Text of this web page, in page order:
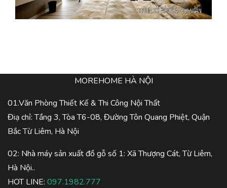
MOREHOME HÀ NỘI
01.Văn Phòng Thiết Kế & Thi Công Nội Thất
Điạ chỉ: Tầng 3, Tòa T6-08, Đường Tôn Quang Phiệt, Quận
Bắc Từ Liêm, Hà Nội
02: Nhà máy sản xuất đồ gỗ số 1: Xã Thượng Cát, Từ Liêm,
Hà Nội..
HOT LINE: 097.1982.777